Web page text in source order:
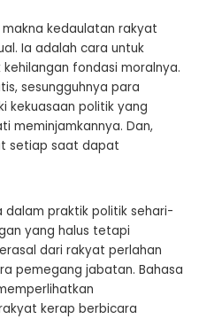
kedaulatan rakyat
Ia adalah cara untuk
fondasi moralnya.
sesungguhnya para
kekuasaan politik yang
meminjamkannya. Dan,
setiap saat dapat
dalam praktik politik sehari-
yang halus tetapi
dari rakyat perlahan
pemegang jabatan. Bahasa
kerap berbicara